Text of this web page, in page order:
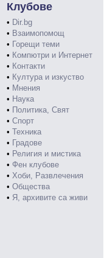
Клубове
• Dir.bg
• Взаимопомощ
• Горещи теми
• Компютри и Интернет
• Контакти
• Култура и изкуство
• Мнения
• Наука
• Политика, Свят
• Спорт
• Техника
• Градове
• Религия и мистика
• Фен клубове
• Хоби, Развлечения
• Общества
• Я, архивите са живи